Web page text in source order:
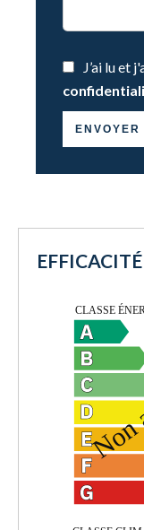
J’ai lu et
ENVOYER